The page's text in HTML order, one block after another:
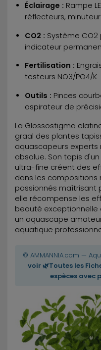
Éclairage : Rampe
réflecteurs,
CO2 : Système CO2
indicateur
Fertilisation :
testeurs NO3/PO4/K
Outils : Pinces
aspirateur de
La Glossostigma
graal des plantes
aquascapeurs
absolue. Son tapis
ultra-fine créent des
dans les compositions
passionnés maîtrisant
elle récompense les
beauté exceptionnelle
un aquascape
aquatique
© AMMANNIA.com —
voir 🌿Toutes les
espèces avec